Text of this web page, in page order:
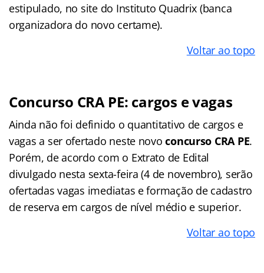
estipulado, no site do Instituto Quadrix (banca
organizadora do novo certame).
Voltar ao topo
Concurso CRA PE: cargos e vagas
Ainda não foi definido o quantitativo de cargos e
vagas a ser ofertado neste novo concurso CRA PE.
Porém, de acordo com o Extrato de Edital
divulgado nesta sexta-feira (4 de novembro), serão
ofertadas vagas imediatas e formação de cadastro
de reserva em cargos de nível médio e superior.
Voltar ao topo